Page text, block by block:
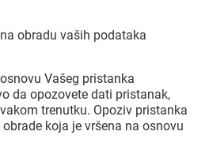
obradu vaših podataka
Vašeg pristanka
da opozovete dati pristanak,
trenutku. Opoziv pristanka
koja je vršena na osnovu